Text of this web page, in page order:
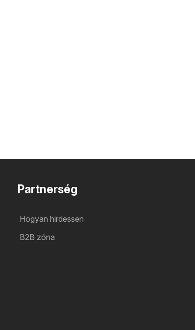
Partnerség
Hogyan hirdessen
B2B zóna